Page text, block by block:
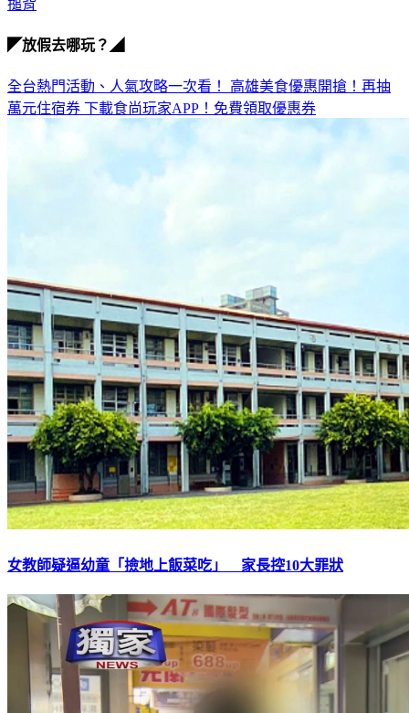
搥背
◤放假去哪玩？◢
全台熱門活動、人氣攻略一次看！ 高雄美食優惠開搶！再抽
萬元住宿券 下載食尚玩家APP！免費領取優惠券
女教師疑逼幼童「撿地上飯菜吃」 家長控10大罪狀